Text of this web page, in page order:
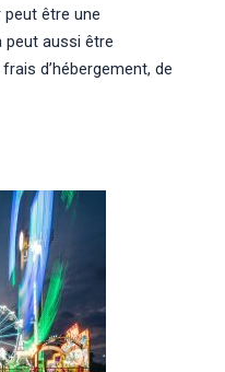
peut être une
peut aussi être
d’hébergement, de